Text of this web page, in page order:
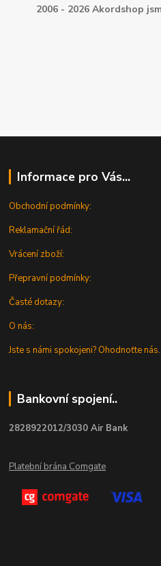
2006 - 2026 Akordshop
Informace pro Vás...
Obchodní podmínky:
Reklamační řád:
Vrácení zboží:
Přepravní podmínky:
Časté dotazy:
O nás:
Jste s námi spokojeni? Ohodnoťte
Bankovní spojení..
2828922012/3030 Air Bank
Platební brána Comgate